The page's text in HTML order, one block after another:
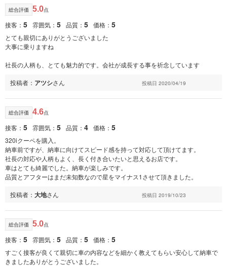
総合評価 5.0点
接客： 5 雰囲気： 5 品質： 5 価格： 5
とても親切にありがとうございました
大事に乗りますね
社長の人柄も、とても魅力的です。会社が成長する事を祈念しています
投稿者： アツシさん 投稿日 2020/04/19
総合評価 4.6点
接客： 5 雰囲気： 5 品質： 4 価格： 5
320iクーペを購入。
納車前ですが、納車に向けてスピード感を持って対応して頂けてます。
社長の対応や人柄もよく、長く付き合いたいと思えるお店です。
車はとても綺麗でした。納車が楽しみです。
品質とアフターはまだ未知数なので星をマイナス1させて頂きました。
投稿者： 大地さん 投稿日 2019/10/23
総合評価 5.0点
接客： 5 雰囲気： 5 品質： 5 価格： 5
すごく接客が良くて親切に車の内容などを細かく教えてもらい安心して納車で
きましたありがとうございました。